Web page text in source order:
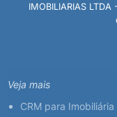
IMOBILIARIAS
Veja mais
CRM para Imobiliária